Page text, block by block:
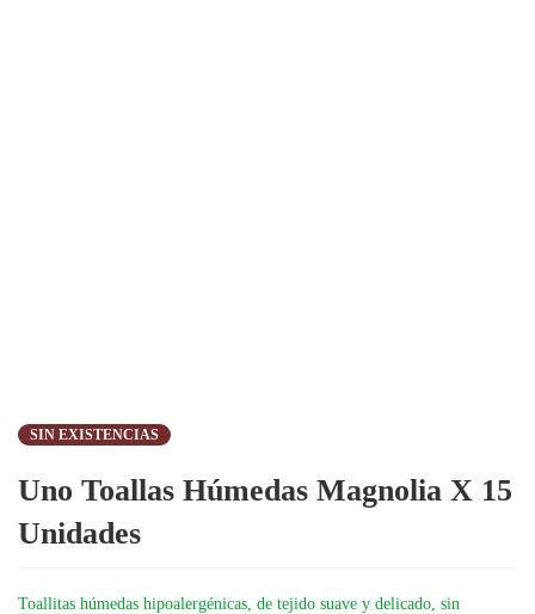
SIN EXISTENCIAS
Uno Toallas Húmedas Magnolia X 15
Unidades
Toallitas húmedas hipoalergénicas, de tejido suave y delicado, sin